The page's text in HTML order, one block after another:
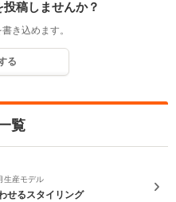
稿しませんか？
き込めます。
る
覧
生産モデル
せるスタイリング